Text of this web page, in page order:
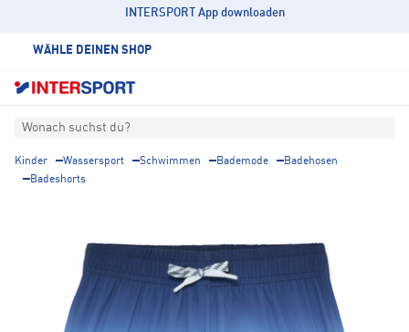
INTERSPORT App downloaden
WÄHLE DEINEN SHOP
Wonach suchst du?
Kinder Wassersport Schwimmen Bademode
Badehosen
Badeshorts